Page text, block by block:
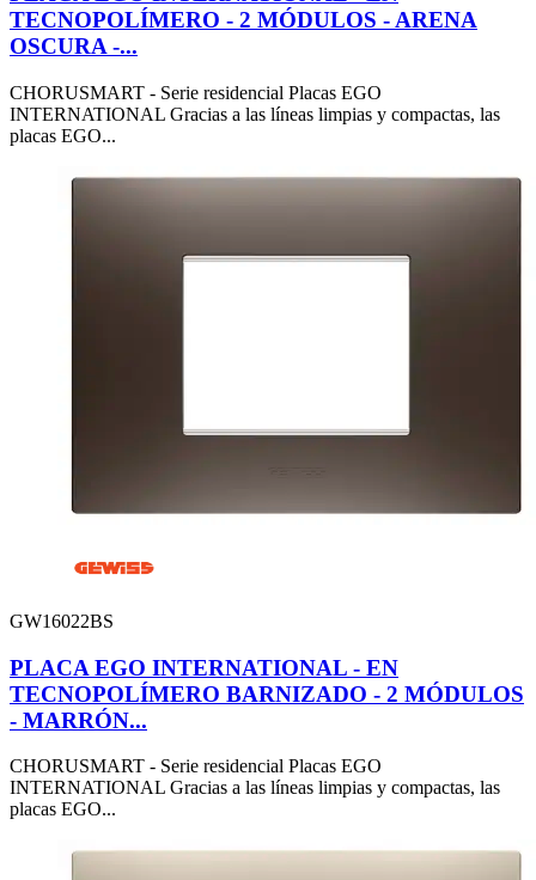
TECNOPOLÍMERO - 2 MÓDULOS - ARENA
OSCURA -...
CHORUSMART - Serie residencial Placas EGO
INTERNATIONAL Gracias a las líneas limpias y compactas, las
placas EGO...
GW16022BS
PLACA EGO INTERNATIONAL - EN
TECNOPOLÍMERO BARNIZADO - 2 MÓDULOS
- MARRÓN...
CHORUSMART - Serie residencial Placas EGO
INTERNATIONAL Gracias a las líneas limpias y compactas, las
placas EGO...